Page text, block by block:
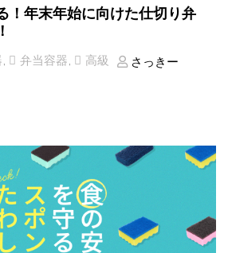
！年末年始に向けた仕切り弁
弁当容器 高級 さっきー